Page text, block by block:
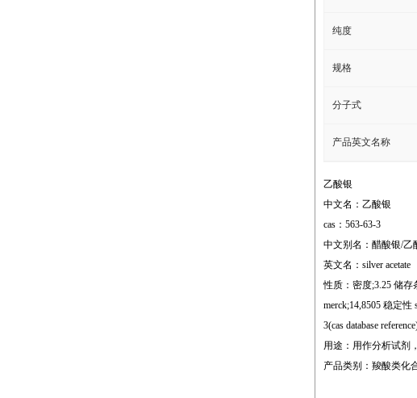
纯度
规格
分子式
产品英文名称
乙酸银
中文名：乙酸银
cas：563-63-3
中文别名：醋酸银/乙
英文名：silver acetate
性质：密度;3.25 储存
merck;14,8505 稳定性
3(cas database
用途：用作分析试剂
产品类别：羧酸类化